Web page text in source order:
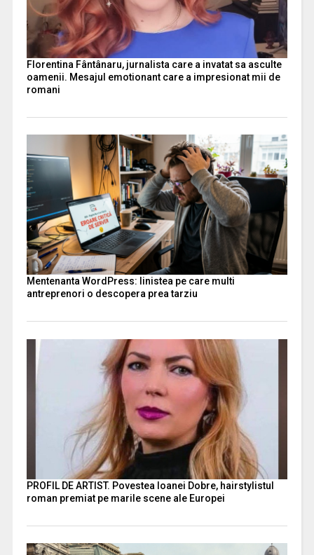
Florentina Fântânaru, jurnalista care a invatat sa asculte
oamenii. Mesajul emotionant care a impresionat mii de
romani
Mentenanta WordPress: linistea pe care multi
antreprenori o descopera prea tarziu
PROFIL DE ARTIST. Povestea Ioanei Dobre, hairstylistul
roman premiat pe marile scene ale Europei